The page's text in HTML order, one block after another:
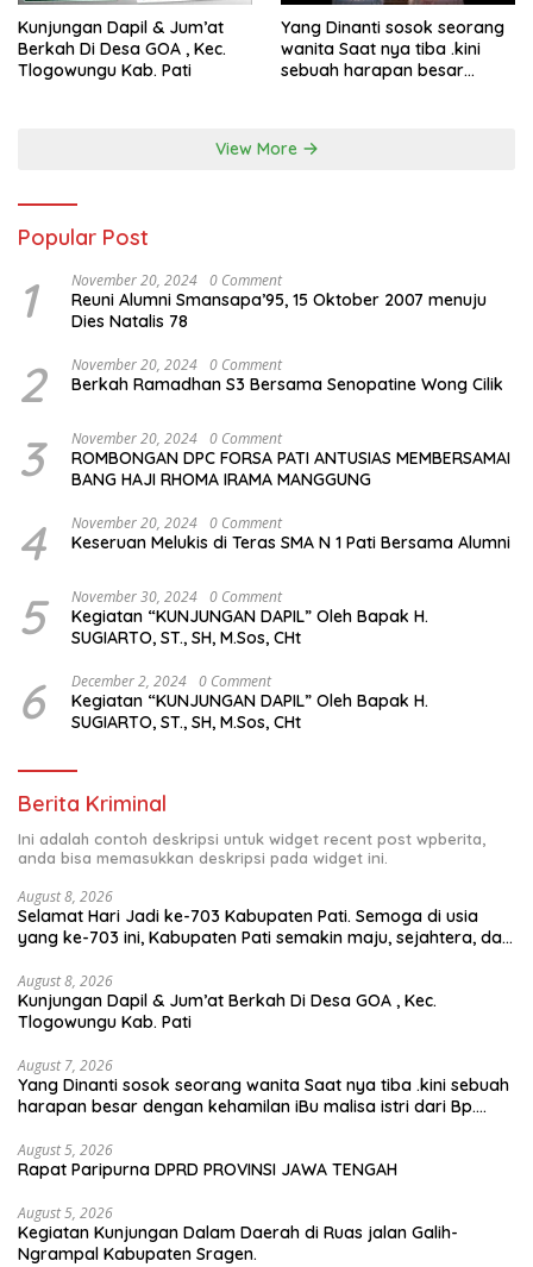
Kunjungan Dapil & Jum’at
Berkah Di Desa GOA , Kec.
Tlogowungu Kab. Pati
Yang Dinanti sosok seorang
wanita Saat nya tiba .kini
sebuah harapan besar
buah hati yang berjudul
View More
Popular Post
1 November 20, 2024 0 Comment
Reuni Alumni Smansapa’95, 15 Oktober 2007 menuju
Dies Natalis 78
2 November 20, 2024 0 Comment
Berkah Ramadhan S3 Bersama Senopatine Wong Cilik
3 November 20, 2024 0 Comment
ROMBONGAN DPC FORSA PATI ANTUSIAS MEMBERSAMAI
BANG HAJI RHOMA IRAMA MANGGUNG
4 November 20, 2024 0 Comment
Keseruan Melukis di Teras SMA N 1 Pati Bersama Alumni
5 November 30, 2024 0 Comment
Kegiatan “KUNJUNGAN DAPIL” Oleh Bapak H.
SUGIARTO, ST., SH, M.Sos, CHt
6 December 2, 2024 0 Comment
Kegiatan “KUNJUNGAN DAPIL” Oleh Bapak H.
SUGIARTO, ST., SH, M.Sos, CHt
Berita Kriminal
Ini adalah contoh deskripsi untuk widget recent post wpberita,
anda bisa memasukkan deskripsi pada widget ini.
August 8, 2026
Selamat Hari Jadi ke-703 Kabupaten Pati. Semoga di usia
yang ke-703 ini, Kabupaten Pati semakin maju, sejahtera, dan
kesejahteraan bagi seluruh masyarakatnya. Semoga sinergi
dan kolaborasi yang telah terjalin semakin kuat demi
mewujudkan pembangunan yang berkelanjutan. Dirgahayu
Facebook
August 8, 2026
Kunjungan Dapil & Jum’at Berkah Di Desa GOA , Kec.
Tlogowungu Kab. Pati
August 7, 2026
Yang Dinanti sosok seorang wanita Saat nya tiba .kini sebuah
harapan besar dengan kehamilan iBu malisa istri dari Bp.
Musa & Princes.
August 5, 2026
Rapat Paripurna DPRD PROVINSI JAWA TENGAH
August 5, 2026
Kegiatan Kunjungan Dalam Daerah di Ruas jalan Galih-
Ngrampal Kabupaten Sragen.